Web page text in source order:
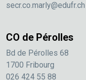
secr.co.marly@edufr.ch
CO de Pérolles
Bd de Pérolles 68
1700 Fribourg
026 424 55 88